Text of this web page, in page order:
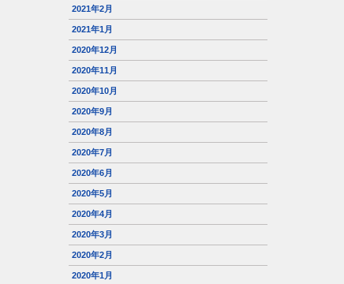
2021年2月
2021年1月
2020年12月
2020年11月
2020年10月
2020年9月
2020年8月
2020年7月
2020年6月
2020年5月
2020年4月
2020年3月
2020年2月
2020年1月